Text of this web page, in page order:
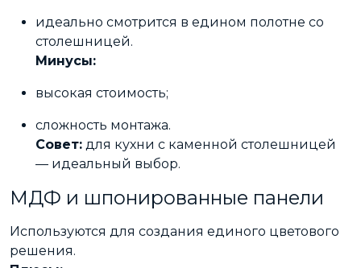
идеально смотрится в едином полотне со
столешницей.
Минусы:
высокая стоимость;
сложность монтажа.
Совет: для кухни с каменной столешницей
— идеальный выбор.
МДФ и шпонированные панели
Используются для создания единого цветового
решения.